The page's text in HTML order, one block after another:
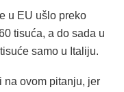
u EU ušlo preko
tisuća, a do sada u
samo u Italiju.
na ovom pitanju, jer